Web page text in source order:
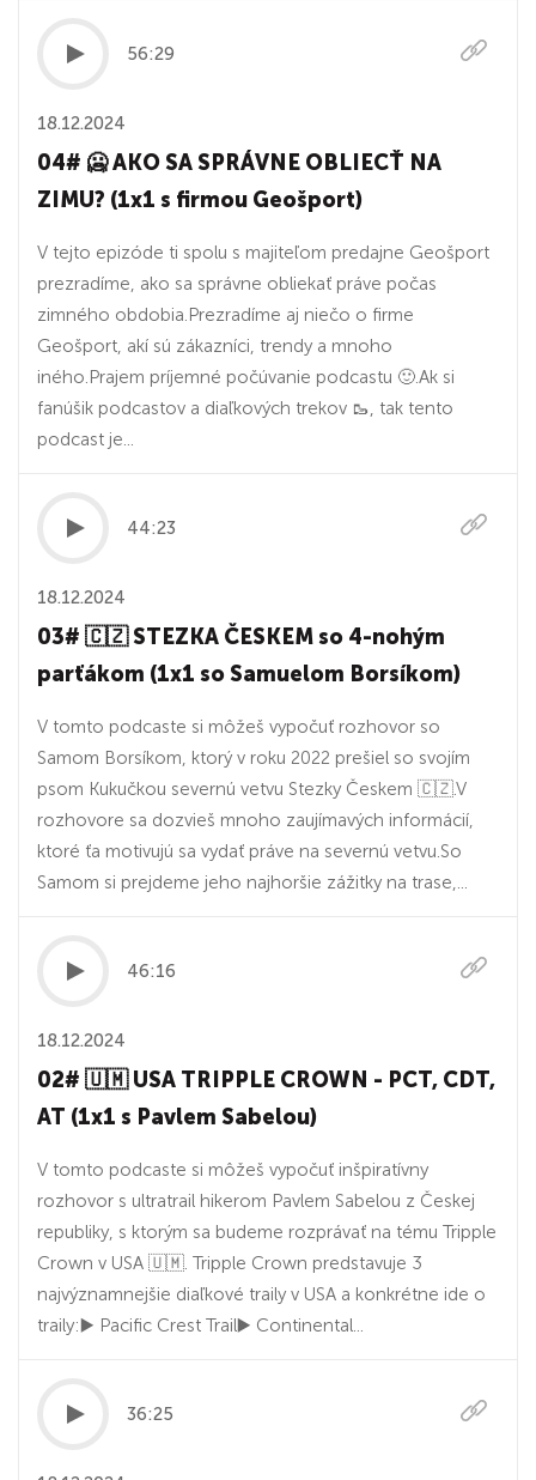
56:29
18.12.2024
04# 🥶 AKO SA SPRÁVNE OBLIECŤ NA
ZIMU? (1x1 s firmou Geošport)
V tejto epizóde ti spolu s majiteľom predajne Geošport
prezradíme, ako sa správne obliekať práve počas
zimného obdobia.Prezradíme aj niečo o firme
Geošport, akí sú zákazníci, trendy a mnoho
iného.Prajem príjemné počúvanie podcastu 🙂.Ak si
fanúšik podcastov a diaľkových trekov 🥾, tak tento
podcast je...
44:23
18.12.2024
03# 🇨🇿 STEZKA ČESKEM so 4-nohým
parťákom (1x1 so Samuelom Borsíkom)
V tomto podcaste si môžeš vypočuť rozhovor so
Samom Borsíkom, ktorý v roku 2022 prešiel so svojím
psom Kukučkou severnú vetvu Stezky Českem 🇨🇿.V
rozhovore sa dozvieš mnoho zaujímavých informácií,
ktoré ťa motivujú sa vydať práve na severnú vetvu.So
Samom si prejdeme jeho najhoršie zážitky na trase,...
46:16
18.12.2024
02# 🇺🇲 USA TRIPPLE CROWN - PCT, CDT,
AT (1x1 s Pavlem Sabelou)
V tomto podcaste si môžeš vypočuť inšpiratívny
rozhovor s ultratrail hikerom Pavlem Sabelou z Českej
republiky, s ktorým sa budeme rozprávať na tému Tripple
Crown v USA 🇺🇲. Tripple Crown predstavuje 3
najvýznamnejšie diaľkové traily v USA a konkrétne ide o
traily:▶️ Pacific Crest Trail▶️ Continental...
36:25